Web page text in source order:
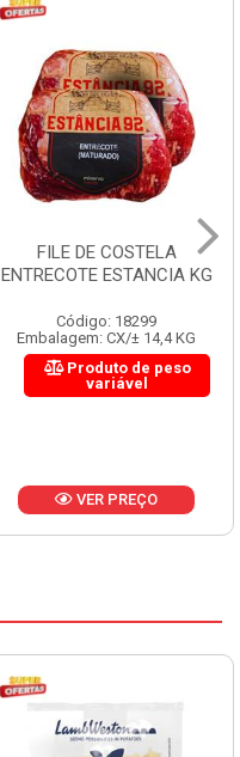
FILE DE COSTELA
ENTRECOTE ESTANCIA KG
Código: 18299
Embalagem: CX/± 14,4 KG
Produto de peso
variável
VER PREÇO